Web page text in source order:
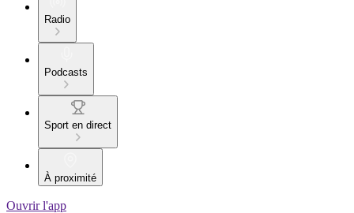
Radio
Podcasts
Sport en direct
À proximité
Ouvrir l'app